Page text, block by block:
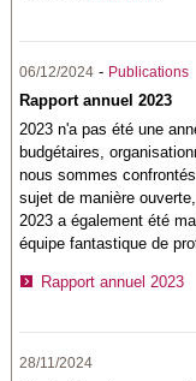
06/12/2024 - Publications
Rapport annuel 2023
2023 n'a pas été une
budgétaires,
nous sommes
sujet de manière
2023 a également été
équipe fantastique de
Rapport annuel 2023
28/11/2024